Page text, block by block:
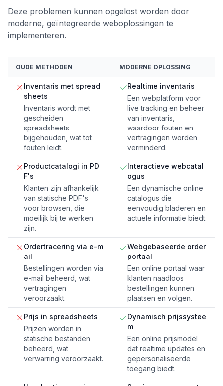
Deze problemen kunnen opgelost worden door
moderne, geïntegreerde weboplossingen te
implementeren.
OUDE METHODEN MODERNE OPLOSSING
Inventaris met spread
sheets
Inventaris wordt met
gescheiden
spreadsheets
bijgehouden, wat tot
fouten leidt.
Realtime inventaris
Een webplatform voor
live tracking en beheer
van inventaris,
waardoor fouten en
vertragingen worden
verminderd.
Productcatalogi in PD
F's
Klanten zijn afhankelijk
van statische PDF's
voor browsen, die
moeilijk bij te werken
zijn.
Interactieve webcatal
ogus
Een dynamische online
catalogus die
eenvoudig bladeren en
actuele informatie biedt.
Ordertracering via e-m
ail
Bestellingen worden via
e-mail beheerd, wat
vertragingen
veroorzaakt.
Webgebaseerde order
portaal
Een online portaal waar
klanten naadloos
bestellingen kunnen
plaatsen en volgen.
Prijs in spreadsheets
Prijzen worden in
statische bestanden
beheerd, wat
verwarring veroorzaakt.
Dynamisch prijssystee
m
Een online prijsmodel
dat realtime updates en
gepersonaliseerde
toegang biedt.